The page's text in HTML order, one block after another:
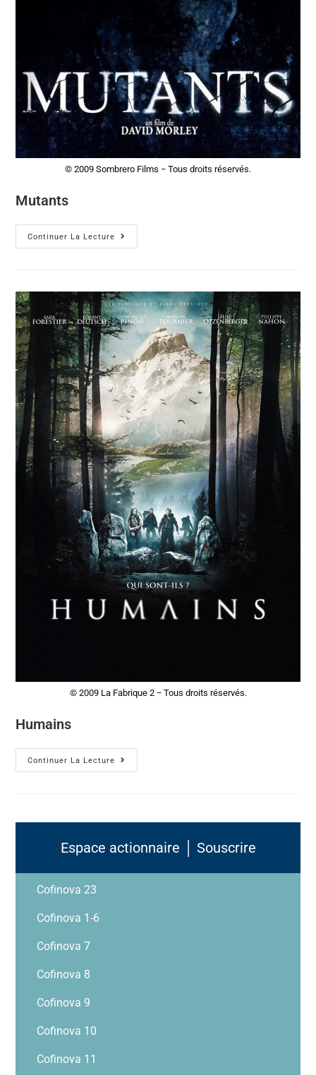
© 2009 Sombrero Films − Tous droits réservés.
Mutants
Continuer La Lecture
© 2009 La Fabrique 2 − Tous droits réservés.
Humains
Continuer La Lecture
Espace actionnaire │ Souscrire
Cofinova 23
Cofinova 1-6
Cofinova 7
Cofinova 8
Cofinova 9
Cofinova 10
Cofinova 11